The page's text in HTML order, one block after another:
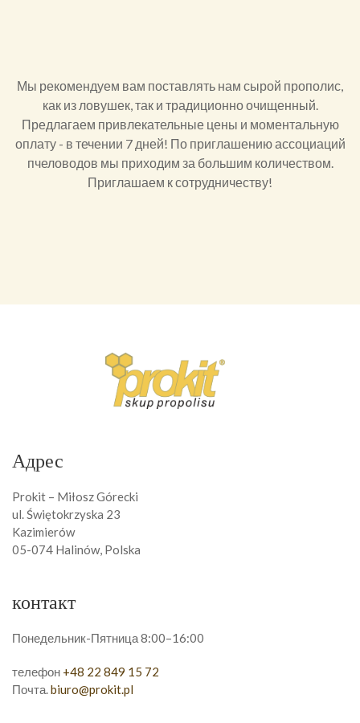
Мы рекомендуем вам поставлять нам сырой прополис,
как из ловушек, так и традиционно очищенный.
Предлагаем привлекательные цены и моментальную
оплату - в течении 7 дней! По приглашению ассоциаций
пчеловодов мы приходим за большим количеством.
Приглашаем к сотрудничеству!
Адрес
Prokit – Miłosz Górecki
ul. Świętokrzyska 23
Kazimierów
05-074 Halinów, Polska
контакт
Понедельник-Пятница 8:00–16:00
телефон +48 22 849 15 72
Почта.biuro@prokit.pl